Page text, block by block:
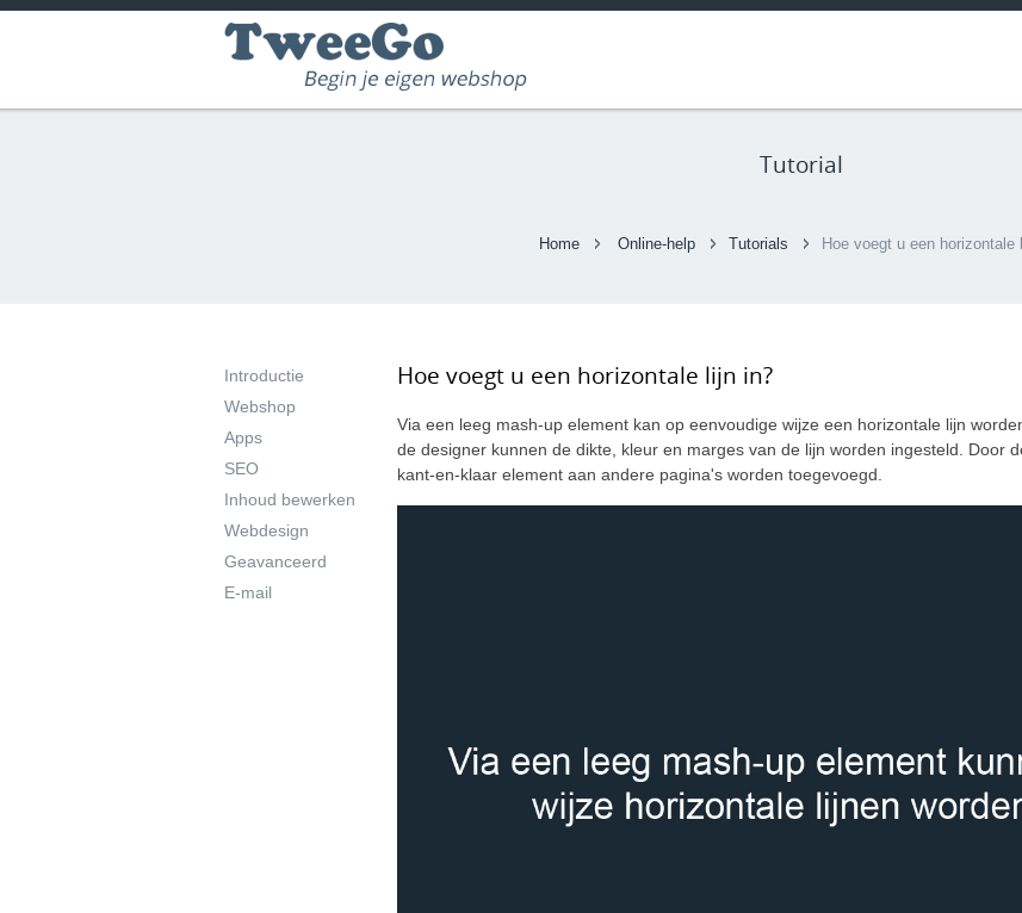
Tutorial
Home Online-help Tutorials Hoe voegt u een horizontale
Introductie
Webshop
Apps
SEO
Inhoud bewerken
Webdesign
Geavanceerd
E-mail
Hoe voegt u een horizontale lijn in?
Via een leeg mash-up element kan op eenvoudige wijze een horizontale lijn
de designer kunnen de dikte, kleur en marges van de lijn worden ingesteld. Door
kant-en-klaar element aan andere pagina's worden toegevoegd.